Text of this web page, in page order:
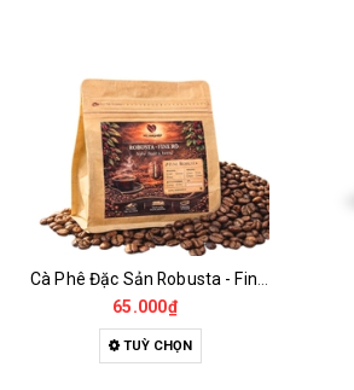
65.000₫
TUỲ CHỌN